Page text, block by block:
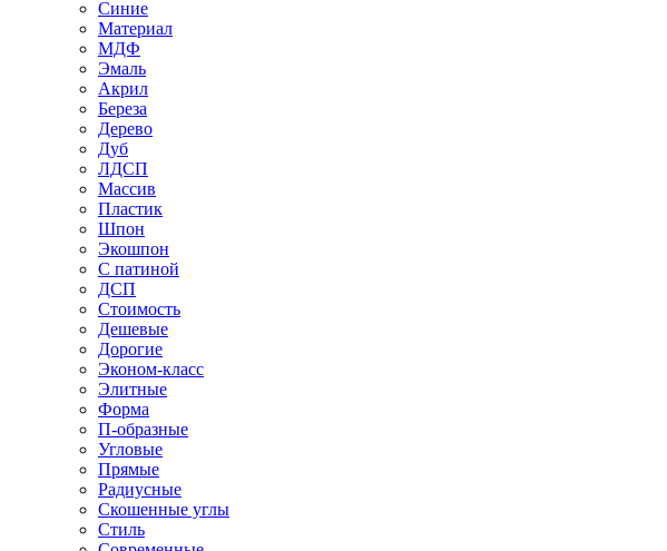
Синие
Материал
МДФ
Эмаль
Акрил
Береза
Дерево
Дуб
ЛДСП
Массив
Пластик
Шпон
Экошпон
С патиной
ДСП
Стоимость
Дешевые
Дорогие
Эконом-класс
Элитные
Форма
П-образные
Угловые
Прямые
Радиусные
Скошенные углы
Стиль